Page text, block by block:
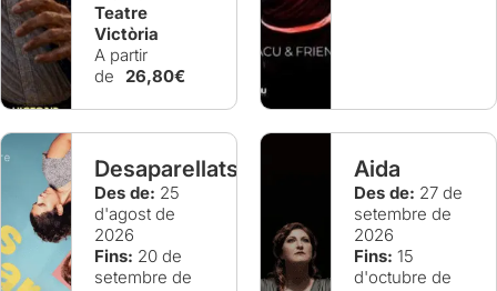
Teatre
Victòria
A partir
de
26,80€
Desaparellats
Des de: 25
d'agost de
2026
Fins: 20 de
setembre de
Aida
Des de: 27 de
setembre de
2026
Fins: 15
d'octubre de